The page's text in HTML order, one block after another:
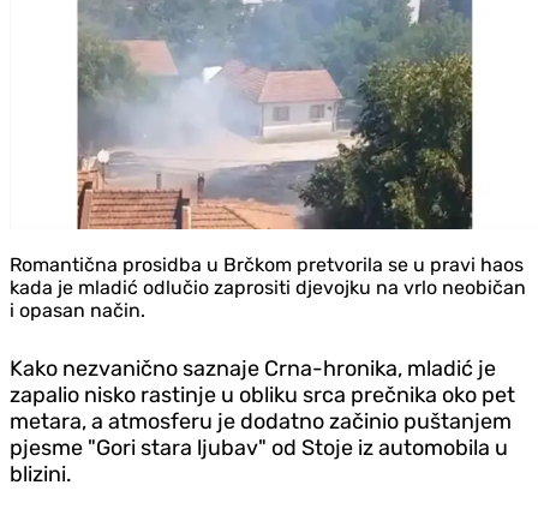
Romantična prosidba u Brčkom pretvorila se u pravi haos
kada je mladić odlučio zaprositi djevojku na vrlo neobičan
i opasan način.
Kako nezvanično saznaje Crna-hronika, mladić je
zapalio nisko rastinje u obliku srca prečnika oko pet
metara, a atmosferu je dodatno začinio puštanjem
pjesme "Gori stara ljubav" od Stoje iz automobila u
blizini.